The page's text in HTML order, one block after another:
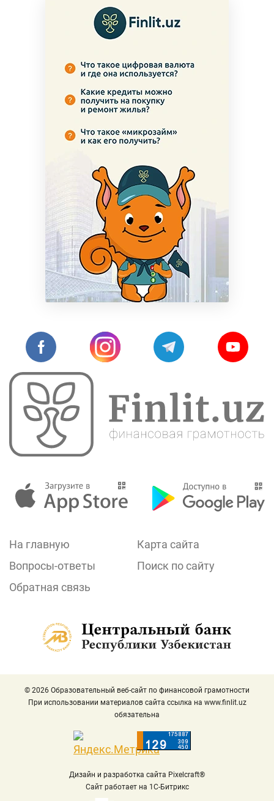
На главную
Карта сайта
Вопросы-ответы
Поиск по сайту
Обратная связь
© 2026 Образовательный веб-сайт по финансовой грамотности
При использовании материалов сайта ссылка на www.finlit.uz
обязательна
Дизайн и разработка сайта Pixelcraft®
Сайт работает на 1C-Битрикс